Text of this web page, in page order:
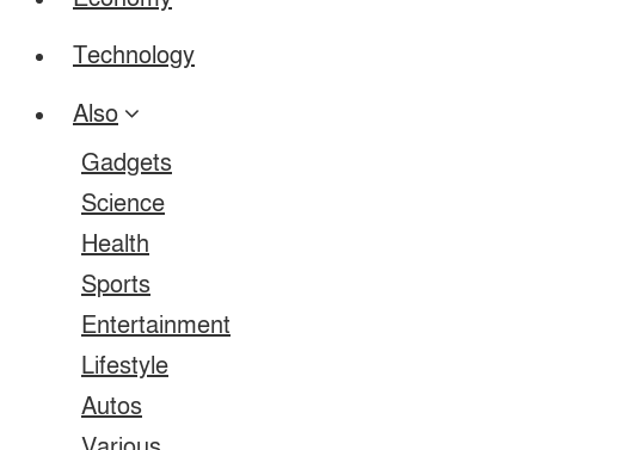
Technology
Also
Gadgets
Science
Health
Sports
Entertainment
Lifestyle
Autos